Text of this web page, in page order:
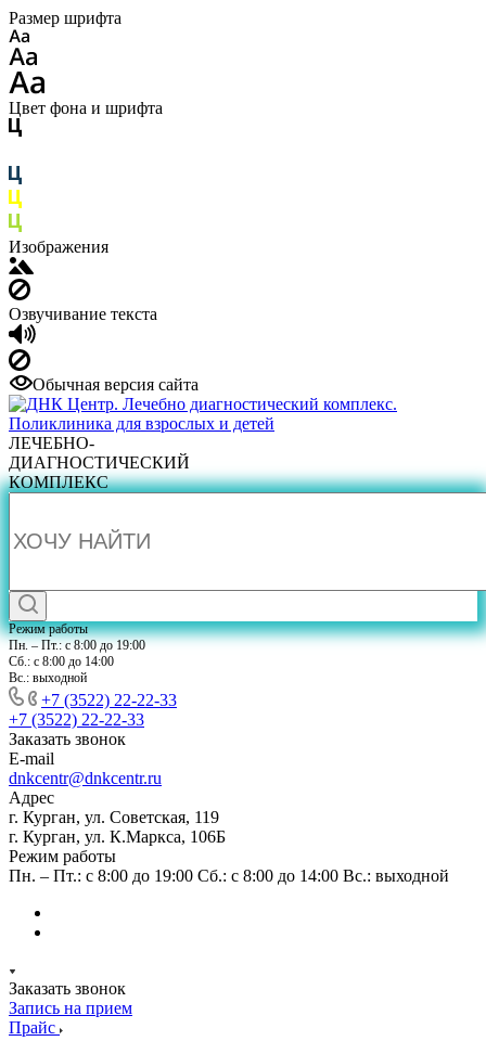
Размер шрифта
Цвет фона и шрифта
Изображения
Озвучивание текста
Обычная версия сайта
ЛЕЧЕБНО-
ДИАГНОСТИЧЕСКИЙ
КОМПЛЕКС
Режим работы
Пн. – Пт.: с 8:00 до 19:00
Сб.: с 8:00 до 14:00
Вс.: выходной
+7 (3522) 22-22-33
+7 (3522) 22-22-33
Заказать звонок
E-mail
dnkcentr@dnkcentr.ru
Адрес
г. Курган, ул. Советская, 119
г. Курган, ул. К.Маркса, 106Б
Режим работы
Пн. – Пт.: с 8:00 до 19:00 Сб.: с 8:00 до 14:00 Вс.: выходной
Заказать звонок
Запись на прием
Прайс